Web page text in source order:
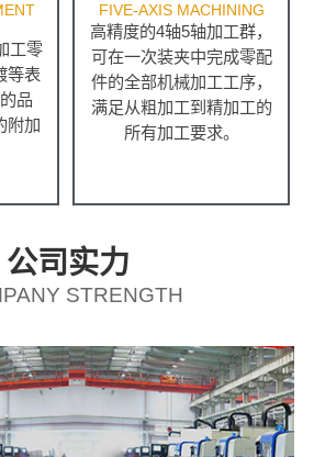
工零
等表
品
附加
FIVE-AXIS MACHINING
高精度的4轴5轴加工群，
可在一次装夹中完成零配
件的全部机械加工工序，
满足从粗加工到精加工的
所有加工要求。
公司实力
STRENGTH